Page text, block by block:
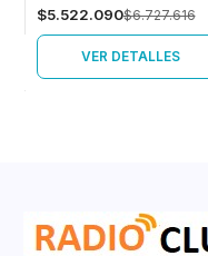
$5.522.090$6.727.616
VER DETALLES